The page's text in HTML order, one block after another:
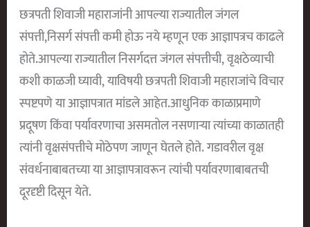
छत्रपती शिवाजी महाराजांनी आपल्या राज्यातील जंगल
संपत्ती,निसर्ग संपत्ती कमी होऊ नये म्हणून एक आज्ञापत्रच काढले
होते.आपल्या राज्यातील निसर्गदत्त जंगल संपत्तीची, वृक्षठेव्याची
कशी काळजी घ्यावी, याविषयी छत्रपती शिवाजी महाराजांचे विचार
स्पष्टपणे या आज्ञापत्रात मांडले आहेत.आधुनिक काळाप्रमाणे
प्रदूषण किंवा पर्यावरणाचा असमतोल नसणाऱ्या त्यांच्या काळातही
त्यांनी वृक्षसंपत्तीचे मोठेपण जाणून घेतले होते. गडावरील वृक्ष
संवर्धनाबाबतच्या या आज्ञापत्रावरून त्यांची पर्यावरणाबाबतची
दूरदृष्टी दिसून येते.